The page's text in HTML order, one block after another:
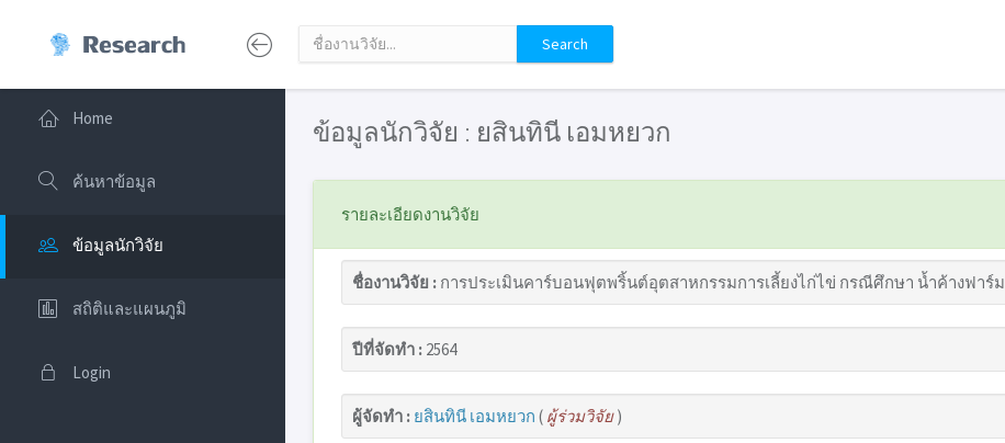
Home
ค้นหาข้อมูล
ข้อมูลนักวิจัย
สถิติและแผนภูมิ
Login
ข้อมูลนักวิจัย : ยสินทินี เอมหยวก
รายละเอียดงานวิจัย
ชื่องานวิจัย : การประเมินคาร์บอนฟุตพริ้นต์อุตสาหกรรมการเลี้ยงไก่ไข่ กรณีศึกษา น้ำค้างฟาร์ม
ปีที่จัดทำ : 2564
ผู้จัดทำ : ยสินทินี เอมหยวก ( ผู้ร่วมวิจัย)